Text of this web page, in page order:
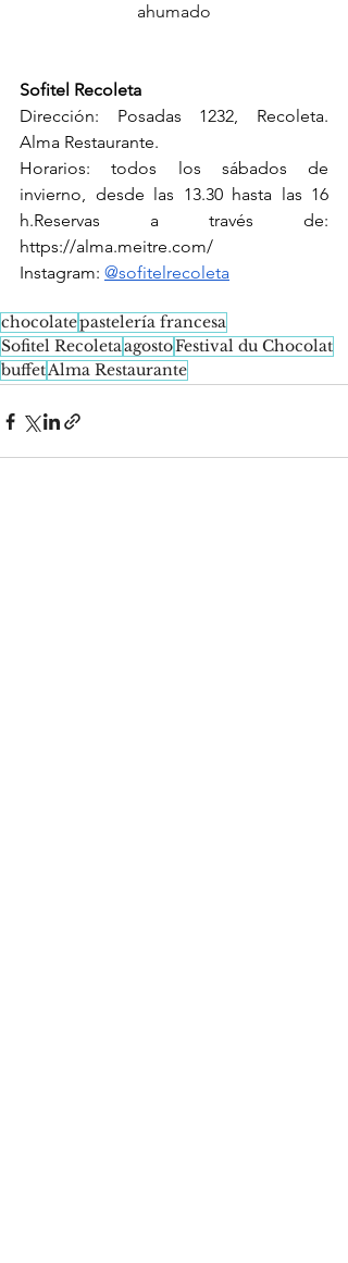
ahumado
Sofitel Recoleta
Dirección: Posadas 1232, Recoleta.
Alma Restaurante.
Horarios: todos los sábados de
invierno, desde las 13.30 hasta las 16
https://alma.meitre.com/
Instagram: @sofitelrecoleta
chocolatepastelería francesa
Sofitel RecoletaagostoFestival du Chocolat
buffetAlma Restaurante